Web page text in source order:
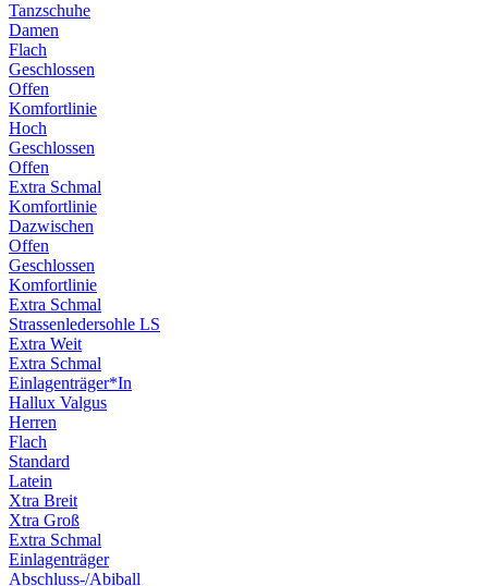
Tanzschuhe
Damen
Flach
Geschlossen
Offen
Komfortlinie
Hoch
Geschlossen
Offen
Extra Schmal
Komfortlinie
Dazwischen
Offen
Geschlossen
Komfortlinie
Extra Schmal
Strassenledersohle LS
Extra Weit
Extra Schmal
Einlagenträger*In
Hallux Valgus
Herren
Flach
Standard
Latein
Xtra Breit
Xtra Groß
Extra Schmal
Einlagenträger
Abschluss-/Abiball